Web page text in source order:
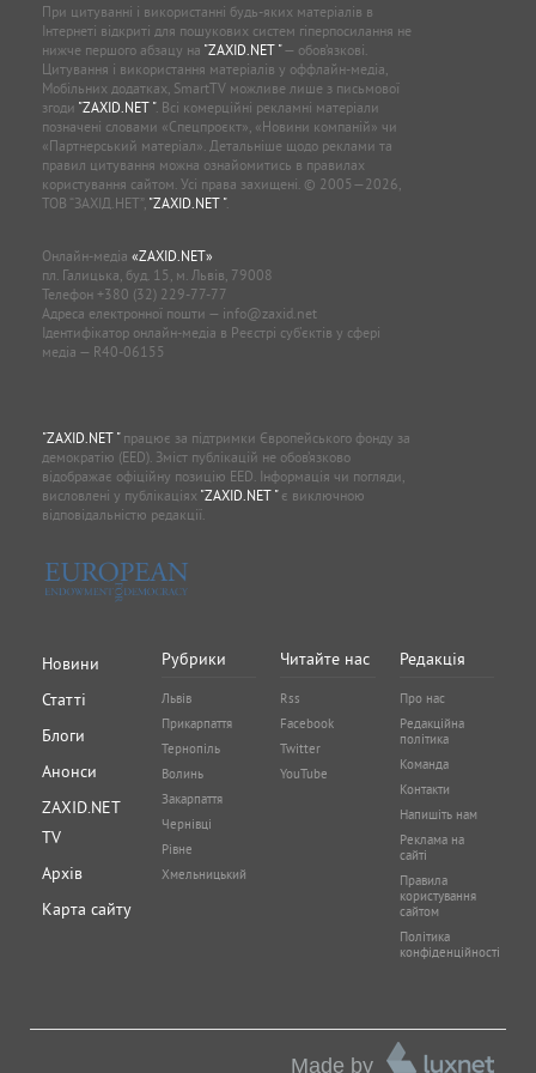
При цитуванні і використанні будь-яких матеріалів в
Інтернеті відкриті для пошукових систем гіперпосилання не
нижче першого абзацу на "ZAXID.NET "— обов’язкові.
Цитування і використання матеріалів у оффлайн-медіа,
Мобільних додатках, SmartTV можливе лише з письмової
згоди "ZAXID.NET ". Всі комерційні рекламні матеріали
позначені словами «Спецпроєкт», «Новини компаній» чи
«Партнерський матеріал». Детальніше щодо реклами та
правил цитування можна ознайомитись в правилах
користування сайтом. Усі права захищені. © 2005—2026,
ТОВ “ЗАХІД.НЕТ”, "ZAXID.NET ".
Онлайн-медіа «ZAXID.NET»
пл. Галицька, буд. 15, м. Львів, 79008
Телефон +380 (32) 229-77-77
Адреса електронної пошти — info@zaxid.net
Ідентифікатор онлайн-медіа в Реєстрі суб'єктів у сфері
медіа — R40-06155
"ZAXID.NET "працює за підтримки Європейського фонду за
демократію (EED). Зміст публікацій не обов’язково
відображає офіційну позицію EED. Інформація чи погляди,
висловлені у публікаціях "ZAXID.NET "є виключною
відповідальністю редакції.
Новини
Статті
Блоги
Анонси
ZAXID.NET
TV
Архів
Карта сайту
Рубрики
Львів
Прикарпаття
Тернопіль
Волинь
Закарпаття
Чернівці
Рівне
Хмельницький
Читайте нас
Rss
Facebook
Twitter
YouTube
Редакція
Про нас
Редакційна
політика
Команда
Контакти
Напишіть нам
Реклама на
сайті
Правила
користування
сайтом
Політика
конфіденційності
Made by